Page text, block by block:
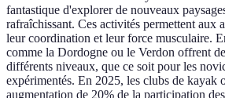
fantastique d'explorer de nouveaux
rafraîchissant. Ces activités permettent aux
leur coordination et leur force musculaire.
comme la Dordogne ou le Verdon offrent
différents niveaux, que ce soit pour les
expérimentés. En 2025, les clubs de kayak
augmentation de 20% de la participation